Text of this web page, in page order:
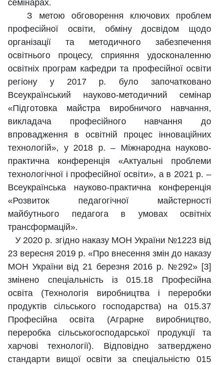
семінарах.
З метою обговорення ключових проблем
професійної освіти, обміну досвідом щодо
організації та методичного забезпечення
освітнього процесу, сприяння удосконаленню
освітніх програм кафедри та професійної освіти
регіону у 2017 р. було започатковано
Всеукраїнський науково-методичний семінар
«Підготовка майстра виробничого навчання,
викладача професійного навчання до
впровадження в освітній процес інноваційних
технологій», у 2018 р. – Міжнародна науково-
практична конференція «Актуальні проблеми
технологічної і професійної освіти», а в 2021 р. –
Всеукраїнська науково-практична конференція
«Розвиток педагогічної майстерності
майбутнього педагога в умовах освітніх
трансформацій».
У 2020 р. згідно наказу МОН України №1223 від
23 вересня 2019 р. «Про внесення змін до наказу
МОН України від 21 березня 2016 р. №292» [3]
змінено спеціальність із 015.18 Професійна
освіта (Технологія виробництва і переробки
продуктів сільського господарства) на 015.37
Професійна освіта (Аграрне виробництво,
переробка сільськогосподарської продукції та
харчові технології). Відповідно затверджено
стандарти вищої освіти за спеціальністю 015